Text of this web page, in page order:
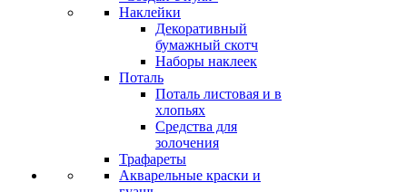
Наклейки
Декоративный
бумажный скотч
Наборы наклеек
Поталь
Поталь листовая и в
хлопьях
Средства для
золочения
Трафареты
Акварельные краски и